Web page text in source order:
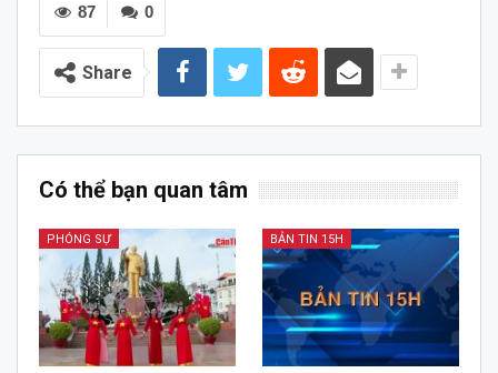
0
87
Share
Có thể bạn quan tâm
PHÓNG SỰ BẢN TIN 15H